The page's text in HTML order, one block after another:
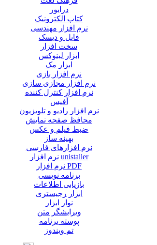
درایور
کتاب الکترونیک
نرم افزار مهندسی
فایل و دیسک
سخت افزار
ابزار لینوکس
ابزار مک
نرم افزار بازی
نرم افزار مجازی سازی
نرم افزار کنترل کننده
آفیس
نرم افزار رادیو و تلویزیون
محافظ صفحه نمایش
ضبط فيلم و عكس
بهینه ساز
نرم افزارهای فارسی
نرم افزار unistaller
نرم افزار PDF
برنامه نویسی
بازیابی اطلاعات
ابزار رجیستری
نوار ابزار
ویرایشگر متن
پوسته برنامه
تم ویندوز